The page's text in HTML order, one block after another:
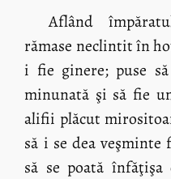
Aflând
rămase neclintit în
i fie ginere; puse
minunată şi să fie
alifii plăcut
să i se dea
să se poată